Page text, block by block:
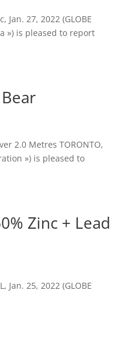
27, 2022 (GLOBE
») is pleased to report
2.0 Metres TORONTO,
») is pleased to
Zinc + Lead
25, 2022 (GLOBE